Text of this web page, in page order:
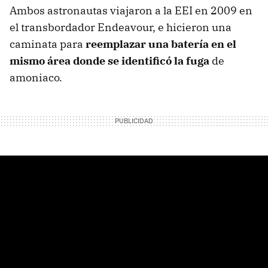
Ambos astronautas viajaron a la EEI en 2009 en
el transbordador Endeavour, e hicieron una
caminata para reemplazar una batería en el
mismo área donde se identificó la fuga de
amoniaco.